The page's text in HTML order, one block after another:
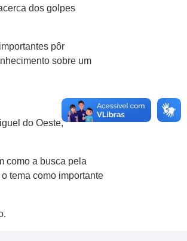
dos golpes
pôr
sobre um
do Oeste,
como a busca pela
tema como importante